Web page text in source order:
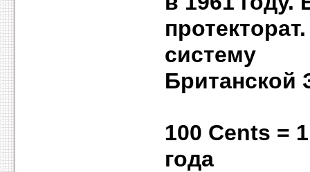
систему
Британской
100
года